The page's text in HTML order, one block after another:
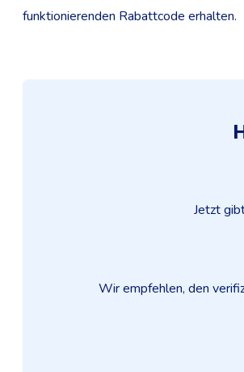
funktionierenden Rabattcode erhalten.
Jetzt
Wir empfehlen, den